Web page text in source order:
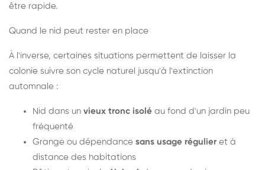
être rapide.
Quand le nid peut rester en place
À l'inverse, certaines situations permettent de laisser la
colonie suivre son cycle naturel jusqu'à l'extinction
automnale :
Nid dans un vieux tronc isolé au fond d'un jardin peu
fréquenté
Grange ou dépendance sans usage régulier et à
distance des habitations